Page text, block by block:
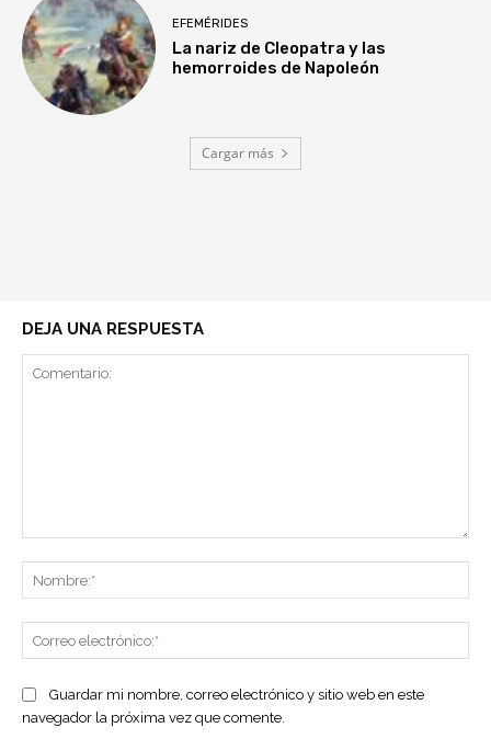
EFEMÉRIDES
La nariz de Cleopatra y las
hemorroides de Napoleón
Cargar más
DEJA UNA RESPUESTA
Guardar mi nombre, correo electrónico y sitio web en este
navegador la próxima vez que comente.